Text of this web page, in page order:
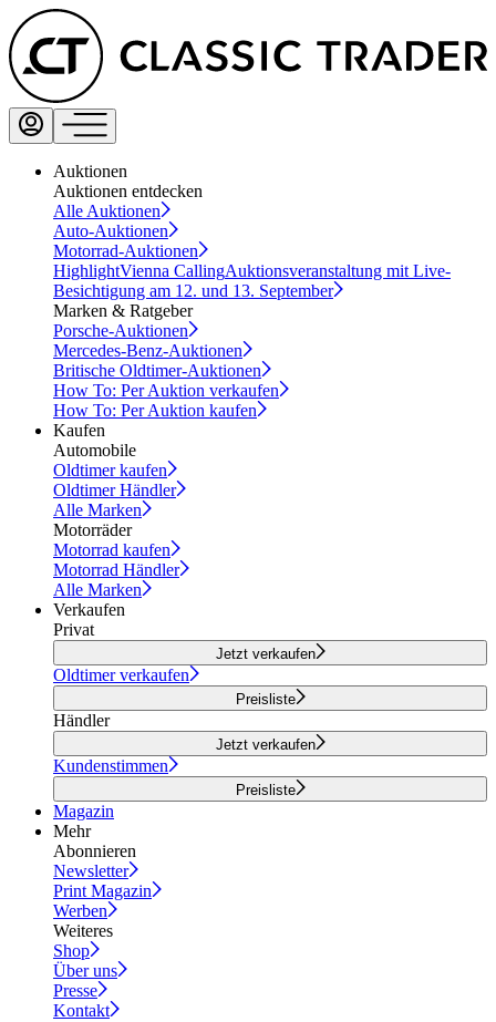
Auktionen
Auktionen entdecken
Alle Auktionen
Auto-Auktionen
Motorrad-Auktionen
HighlightVienna CallingAuktionsveranstaltung mit Live-
Besichtigung am 12. und 13. September
Marken & Ratgeber
Porsche-Auktionen
Mercedes-Benz-Auktionen
Britische Oldtimer-Auktionen
How To: Per Auktion verkaufen
How To: Per Auktion kaufen
Kaufen
Automobile
Oldtimer kaufen
Oldtimer Händler
Alle Marken
Motorräder
Motorrad kaufen
Motorrad Händler
Alle Marken
Verkaufen
Privat
Jetzt verkaufen
Oldtimer verkaufen
Preisliste
Händler
Jetzt verkaufen
Kundenstimmen
Preisliste
Magazin
Mehr
Abonnieren
Newsletter
Print Magazin
Werben
Weiteres
Shop
Über uns
Presse
Kontakt